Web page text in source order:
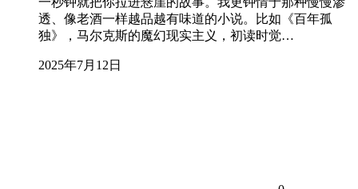
透、像老酒一样越品越有味道的小说。比如《百年孤
独》，马尔克斯的魔幻现实主义，初读时觉…
2025年7月12日